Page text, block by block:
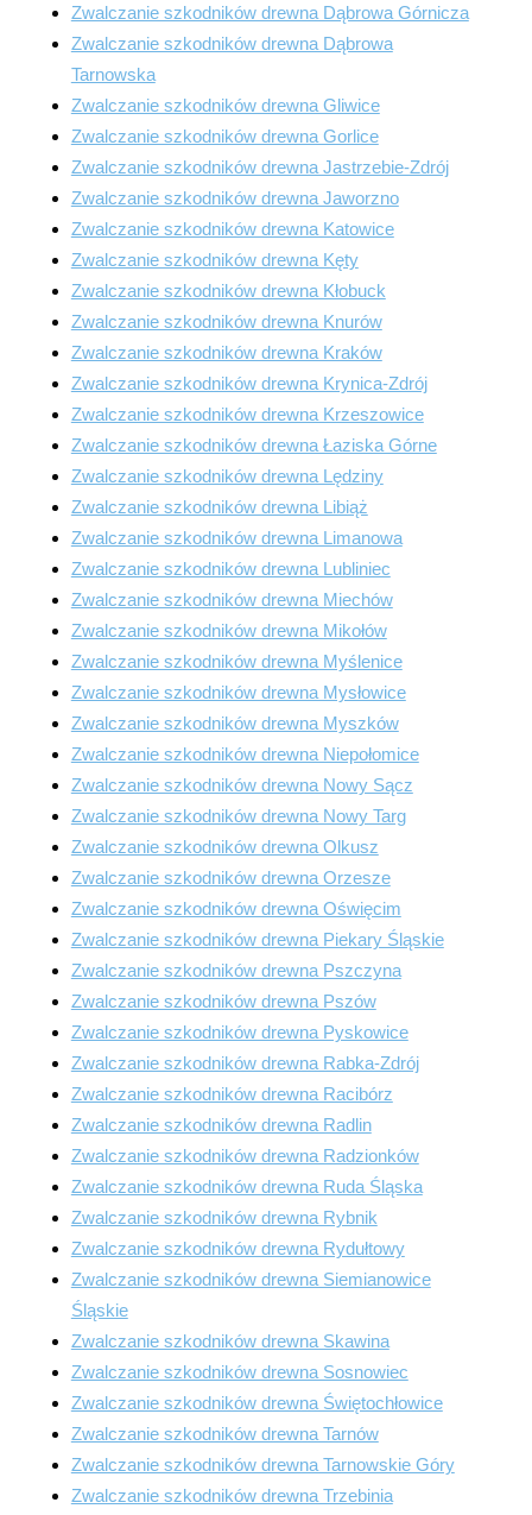
Zwalczanie szkodników drewna Dąbrowa Górnicza
Zwalczanie szkodników drewna Dąbrowa
Tarnowska
Zwalczanie szkodników drewna Gliwice
Zwalczanie szkodników drewna Gorlice
Zwalczanie szkodników drewna Jastrzebie-Zdrój
Zwalczanie szkodników drewna Jaworzno
Zwalczanie szkodników drewna Katowice
Zwalczanie szkodników drewna Kęty
Zwalczanie szkodników drewna Kłobuck
Zwalczanie szkodników drewna Knurów
Zwalczanie szkodników drewna Kraków
Zwalczanie szkodników drewna Krynica-Zdrój
Zwalczanie szkodników drewna Krzeszowice
Zwalczanie szkodników drewna Łaziska Górne
Zwalczanie szkodników drewna Lędziny
Zwalczanie szkodników drewna Libiąż
Zwalczanie szkodników drewna Limanowa
Zwalczanie szkodników drewna Lubliniec
Zwalczanie szkodników drewna Miechów
Zwalczanie szkodników drewna Mikołów
Zwalczanie szkodników drewna Myślenice
Zwalczanie szkodników drewna Mysłowice
Zwalczanie szkodników drewna Myszków
Zwalczanie szkodników drewna Niepołomice
Zwalczanie szkodników drewna Nowy Sącz
Zwalczanie szkodników drewna Nowy Targ
Zwalczanie szkodników drewna Olkusz
Zwalczanie szkodników drewna Orzesze
Zwalczanie szkodników drewna Oświęcim
Zwalczanie szkodników drewna Piekary Śląskie
Zwalczanie szkodników drewna Pszczyna
Zwalczanie szkodników drewna Pszów
Zwalczanie szkodników drewna Pyskowice
Zwalczanie szkodników drewna Rabka-Zdrój
Zwalczanie szkodników drewna Racibórz
Zwalczanie szkodników drewna Radlin
Zwalczanie szkodników drewna Radzionków
Zwalczanie szkodników drewna Ruda Śląska
Zwalczanie szkodników drewna Rybnik
Zwalczanie szkodników drewna Rydułtowy
Zwalczanie szkodników drewna Siemianowice
Śląskie
Zwalczanie szkodników drewna Skawina
Zwalczanie szkodników drewna Sosnowiec
Zwalczanie szkodników drewna Świętochłowice
Zwalczanie szkodników drewna Tarnów
Zwalczanie szkodników drewna Tarnowskie Góry
Zwalczanie szkodników drewna Trzebinia